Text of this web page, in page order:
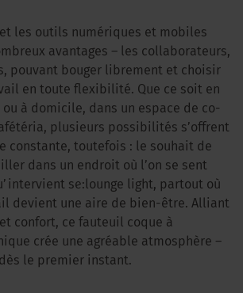
et les outils numériques et mobiles
avantages – les collaborateurs,
pouvant bouger librement et choisir
en toute flexibilité. Que ce soit en
ou à domicile, dans un espace de co-
plusieurs possibilités s’offrent
constante, toutefois : le souhait de
dans un endroit où l’on se sent
se:lounge light, partout où
devient une aire de bien-être. Alliant
confort, ce fauteuil coque à
crée une agréable atmosphère –
dès le premier instant.